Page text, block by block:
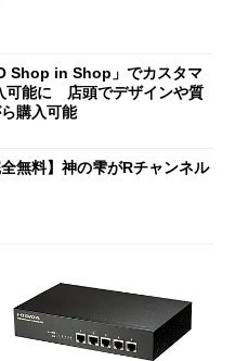
Shop in Shop」でカスタマ
可能に 店頭でデザインや質
購入可能
全無料】神の雫がRチャンネル